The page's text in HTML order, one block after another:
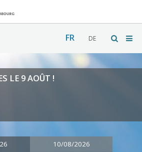
FR DE
LE 9 AOÛT !
10/08/2026